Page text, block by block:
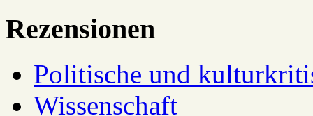
Rezensionen
Politische und
Wissenschaft